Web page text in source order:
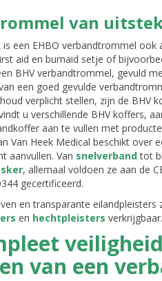
van
een EHBO verbandtrommel ook
aid en burnaid setje of
BHV verbandtrommel, gevuld
een goed gevulde
verplicht stellen, zijn de BHV
u verschillende BHV koffers,
aan te vullen met
Van Heek Medical beschikt over
aanvullen. Van snelverbandtot
, allemaal voldoen ze aan de
gecertificeerd.
en transparante eilandpleisters
en hechtpleisters verkrijgbaar.
van een